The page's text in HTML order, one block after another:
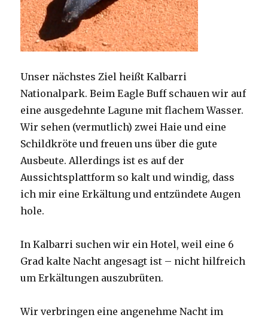
Unser nächstes Ziel heißt Kalbarri
Nationalpark. Beim Eagle Buff schauen wir auf
eine ausgedehnte Lagune mit flachem Wasser.
Wir sehen (vermutlich) zwei Haie und eine
Schildkröte und freuen uns über die gute
Ausbeute. Allerdings ist es auf der
Aussichtsplattform so kalt und windig, dass
ich mir eine Erkältung und entzündete Augen
hole.
In Kalbarri suchen wir ein Hotel, weil eine 6
Grad kalte Nacht angesagt ist – nicht hilfreich
um Erkältungen auszubrüten.
Wir verbringen eine angenehme Nacht im